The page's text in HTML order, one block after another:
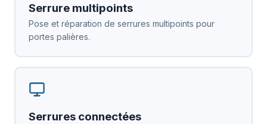
Serrure multipoints
Pose et réparation de serrures multipoints pour
portes palières.
Serrures connectées